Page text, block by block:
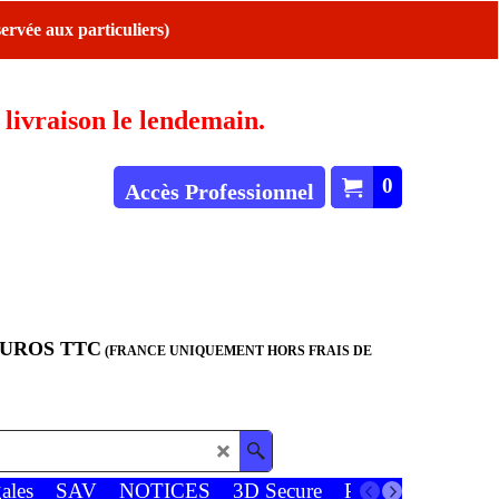
aux particuliers)
livraison le lendemain.
0
Accès Professionnel
TTC (FRANCE UNIQUEMENT HORS FRAIS DE
SAV NOTICES 3D Secure Paiements